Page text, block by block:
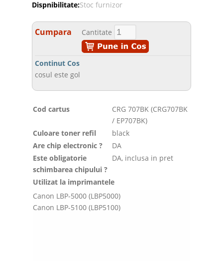
Dispnibilitate:Stoc furnizor
Cumpara Cantitate
Continut Cos
cosul este gol
Cod cartus
CRG 707BK (CRG707BK
/ EP707BK)
Culoare toner refil
black
Are chip electronic ?
DA
Este obligatorie
schimbarea chipului ?
DA, inclusa in pret
Utilizat la imprimantele
Canon LBP-5000 (LBP5000)
Canon LBP-5100 (LBP5100)